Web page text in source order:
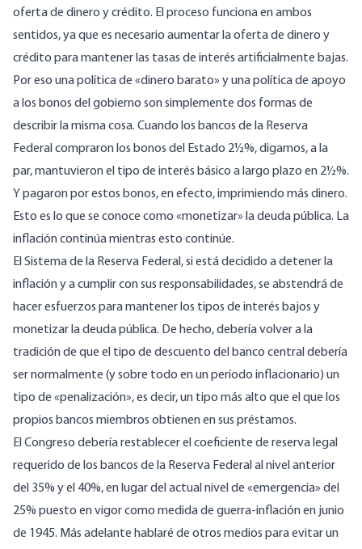
oferta de dinero y crédito. El proceso funciona en ambos
sentidos, ya que es necesario aumentar la oferta de dinero y
crédito para mantener las tasas de interés artificialmente bajas.
Por eso una política de «dinero barato» y una política de apoyo
a los bonos del gobierno son simplemente dos formas de
describir la misma cosa. Cuando los bancos de la Reserva
Federal compraron los bonos del Estado 2½%, digamos, a la
par, mantuvieron el tipo de interés básico a largo plazo en 2½%.
Y pagaron por estos bonos, en efecto, imprimiendo más dinero.
Esto es lo que se conoce como «monetizar» la deuda pública. La
inflación continúa mientras esto continúe.
El Sistema de la Reserva Federal, si está decidido a detener la
inflación y a cumplir con sus responsabilidades, se abstendrá de
hacer esfuerzos para mantener los tipos de interés bajos y
monetizar la deuda pública. De hecho, debería volver a la
tradición de que el tipo de descuento del banco central debería
ser normalmente (y sobre todo en un período inflacionario) un
tipo de «penalización», es decir, un tipo más alto que el que los
propios bancos miembros obtienen en sus préstamos.
El Congreso debería restablecer el coeficiente de reserva legal
requerido de los bancos de la Reserva Federal al nivel anterior
del 35% y el 40%, en lugar del actual nivel de «emergencia» del
25% puesto en vigor como medida de guerra-inflación en junio
de 1945. Más adelante hablaré de otros medios para evitar un